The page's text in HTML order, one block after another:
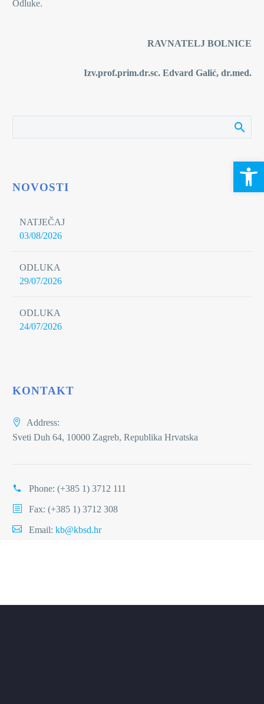
Odluke.
RAVNATELJ BOLNICE
Izv.prof.prim.dr.sc. Edvard Galić, dr.med.
NOVOSTI
NATJEČAJ
03/08/2026
ODLUKA
29/07/2026
ODLUKA
24/07/2026
KONTAKT
Address:
Sveti Duh 64, 10000 Zagreb, Republika Hrvatska
Phone: (+385 1) 3712 111
Fax: (+385 1) 3712 308
Email: kb@kbsd.hr